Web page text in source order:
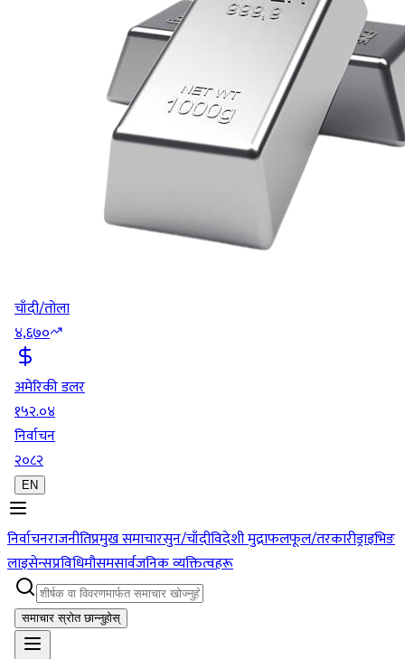
चाँदी/तोला
४,६७०
अमेरिकी डलर
१५२.०४
निर्वाचन
२०८२
EN
निर्वाचनराजनीतिप्रमुख समाचारसुन/चाँदीविदेशी मुद्राफलफूल/तरकारीड्राइभिङ
लाइसेन्सप्रविधिमौसमसार्वजनिक व्यक्तित्वहरू
समाचार स्रोत छान्नुहोस्